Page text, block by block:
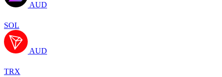
AUD
SOL
AUD
TRX